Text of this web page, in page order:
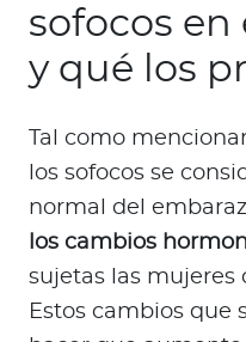
sofocos en
y qué los
Tal como
los sofocos se
normal del
los cambios
sujetas las mujeres
Estos cambios que